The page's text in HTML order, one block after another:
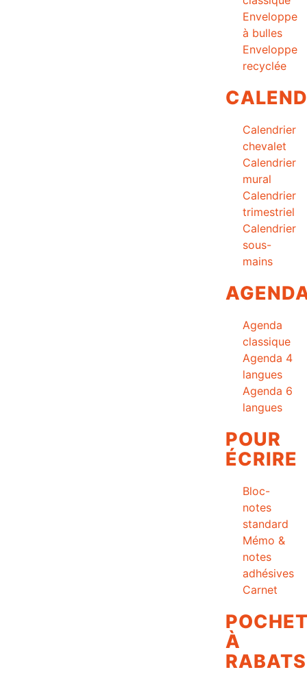
Enveloppe
à bulles
Enveloppe
recyclée
Calendrier
chevalet
Calendrier
mural
Calendrier
trimestriel
Calendrier
sous-
mains
Agenda
classique
Agenda 4
langues
Agenda 6
langues
POUR
ÉCRIRE
Bloc-
notes
standard
Mémo &
notes
adhésives
Carnet
À
RABATS